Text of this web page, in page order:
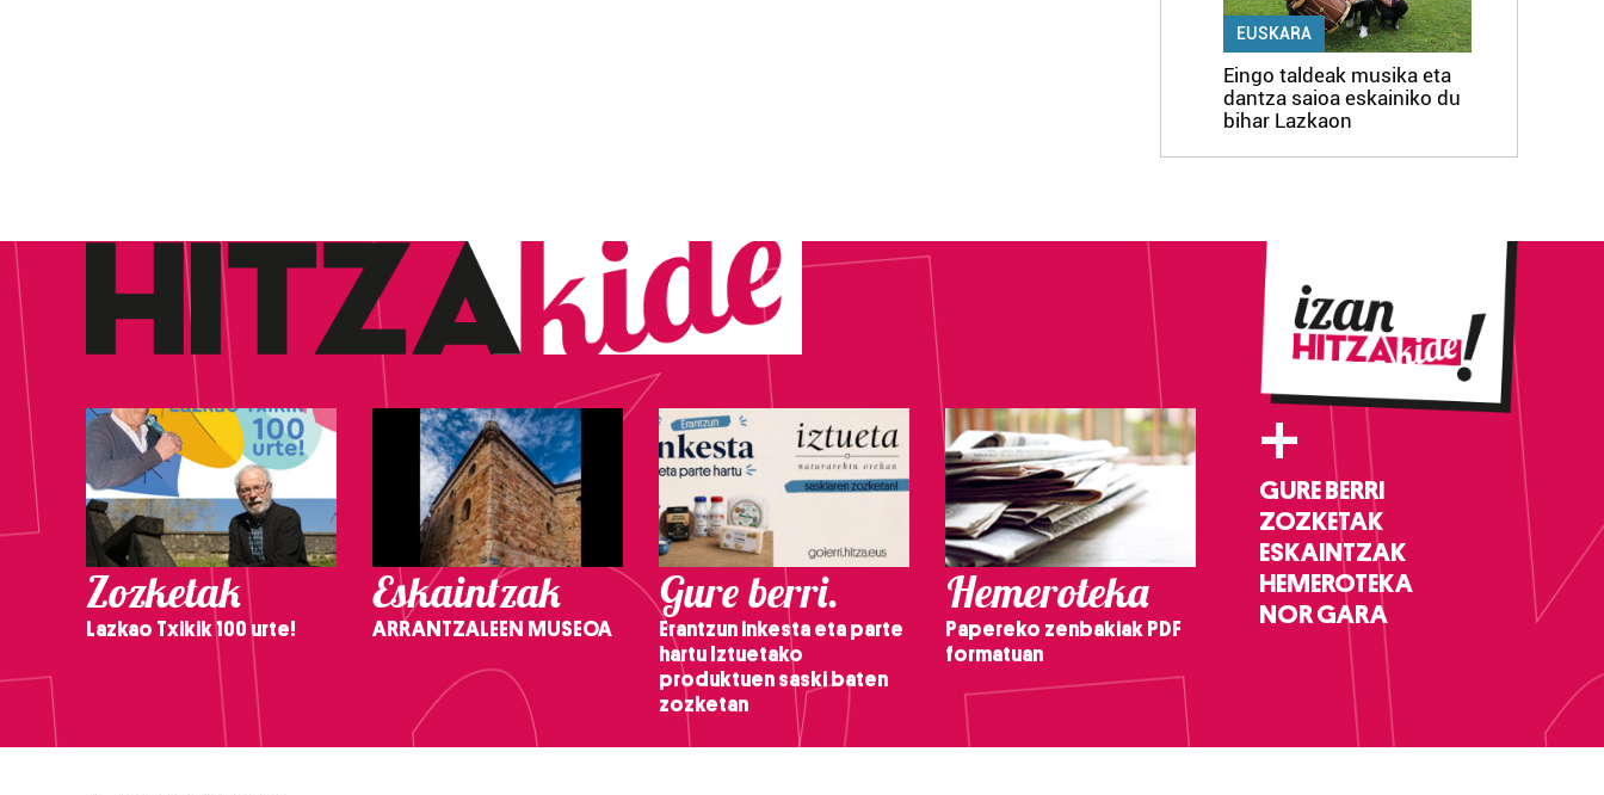
EUSKARA
Eingo taldeak musika eta
dantza saioa eskainiko du
bihar Lazkaon
Zozketak
Lazkao Txikik 100 urte!
Eskaintzak
ARRANTZALEEN MUSEOA
Gure berri.
Erantzun inkesta eta parte
hartu Iztuetako
produktuen saski baten
zozketan
Hemeroteka
Papereko zenbakiak PDF
formatuan
+
GURE BERRI
ZOZKETAK
ESKAINTZAK
HEMEROTEKA
NOR GARA